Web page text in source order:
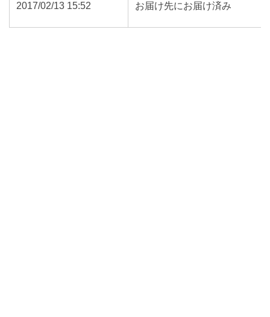
2017/02/13 15:52 お届け先にお届け済み